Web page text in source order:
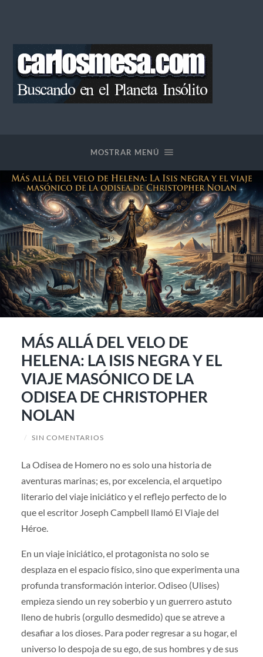
MOSTRAR MENÚ
MÁS ALLÁ DEL VELO DE
HELENA: LA ISIS NEGRA Y EL
VIAJE MASÓNICO DE LA
ODISEA DE CHRISTOPHER
NOLAN
/ SIN COMENTARIOS
La Odisea de Homero no es solo una historia de
aventuras marinas; es, por excelencia, el arquetipo
literario del viaje iniciático y el reflejo perfecto de lo
que el escritor Joseph Campbell llamó El Viaje del
Héroe.
En un viaje iniciático, el protagonista no solo se
desplaza en el espacio físico, sino que experimenta una
profunda transformación interior. Odiseo (Ulises)
empieza siendo un rey soberbio y un guerrero astuto
lleno de hubris (orgullo desmedido) que se atreve a
desafiar a los dioses. Para poder regresar a su hogar, el
universo lo despoja de su ego, de sus hombres y de sus